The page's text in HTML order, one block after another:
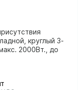
круглый 3-
2000Вт., до